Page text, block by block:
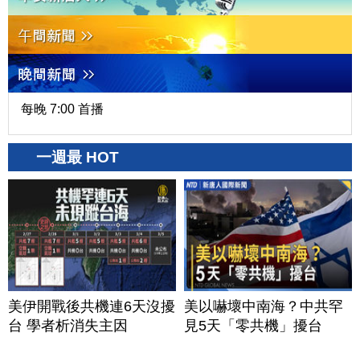
每晚 7:00 首播
一週最 HOT
美伊開戰後共機連6天沒擾
台 學者析消失主因
美以嚇壞中南海？中共罕
見5天「零共機」擾台